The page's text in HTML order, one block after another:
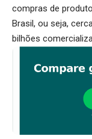
compras de
Brasil, ou seja,
bilhões